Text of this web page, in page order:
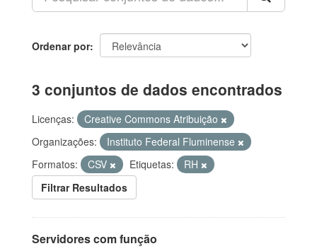
Ordenar por
3 conjuntos de dados encontrados
Licenças:
Creative Commons Atribuição
Organizações:
Instituto Federal Fluminense
Formatos:
CSV Etiquetas:
RH
Filtrar Resultados
Servidores com função